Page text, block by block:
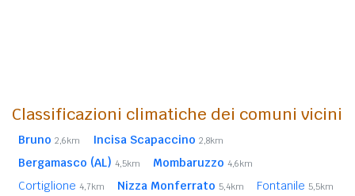
Classificazioni climatiche dei comuni vicini
Bruno 2,6km Incisa Scapaccino 2,8km
Bergamasco (AL) 4,5km Mombaruzzo 4,6km
Cortiglione 4,7km Nizza Monferrato 5,4km Fontanile 5,5km